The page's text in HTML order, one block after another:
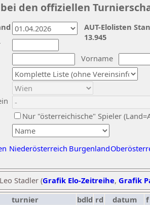
den offiziellen
Vorname
Nur "österreichische" Spieler
Niederösterreich Burgenland
AUT-Elolisten
13.945
Stadler (Grafik Elo-Zeitreihe, Grafik
turnier bdld rd datum f